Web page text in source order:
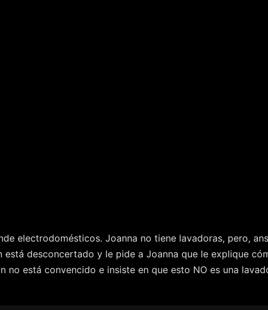
electrodomésticos. Joanna no tiene lavadoras, pero,
desconcertado y le pide a Joanna que le explique
no está convencido e insiste en que esto NO es una